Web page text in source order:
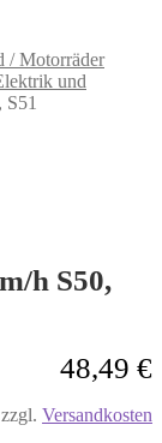
/ Motorräder
und
h S50,
48,49 €
zzgl. Versandkosten